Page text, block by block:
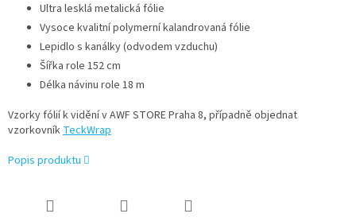
Ultra lesklá metalická fólie
Vysoce kvalitní polymerní kalandrovaná fólie
Lepidlo s kanálky (odvodem vzduchu)
Šířka role 152 cm
Délka návinu role 18 m
Vzorky fólií k vidění v AWF STORE Praha 8, případně objednat
vzorkovníkTeckWrap
Popis produktu